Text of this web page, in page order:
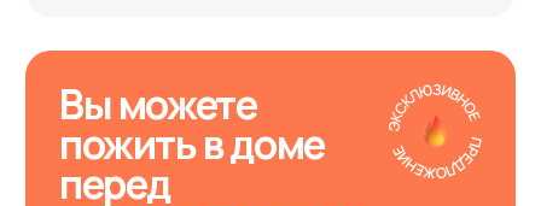
Цены актуальны на
Калькулятор стоимости